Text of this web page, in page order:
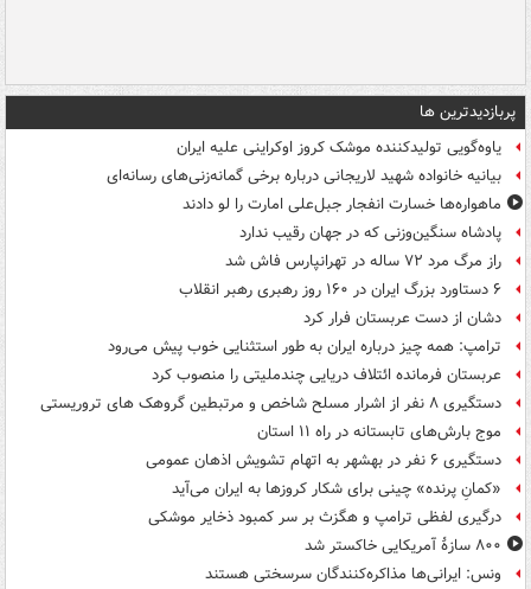
پربازدیدترین ها
یاوه‌گویی تولیدکننده موشک کروز اوکراینی علیه ایران
بیانیه خانواده شهید لاریجانی درباره برخی گمانه‌زنی‌های رسانه‌ای
ماهواره‌ها خسارت انفجار جبل‌علی امارت را لو دادند
پادشاه سنگین‌وزنی که در جهان رقیب ندارد
راز مرگ مرد ۷۲ ساله در تهرانپارس فاش شد
۶ دستاورد بزرگ ایران در ۱۶۰ روز رهبری رهبر انقلاب
دشان از دست عربستان فرار کرد
ترامپ: همه چیز درباره ایران به طور استثنایی خوب پیش می‌رود
عربستان فرمانده ائتلاف دریایی چندملیتی را منصوب کرد
دستگیری ۸ نفر از اشرار مسلح شاخص و مرتبطین گروهک های تروریستی
موج بارش‌های تابستانه در راه ۱۱ استان
دستگیری ۶ نفر در بهشهر به اتهام تشویش اذهان عمومی
«کمانِ پرنده» چینی برای شکار کروزها به ایران می‌آید
درگیری لفظی ترامپ و هگزث بر سر کمبود ذخایر موشکی
۸۰۰ سازۀ آمریکایی خاکستر شد
ونس: ایرانی‌ها مذاکره‌کنندگان سرسختی هستند